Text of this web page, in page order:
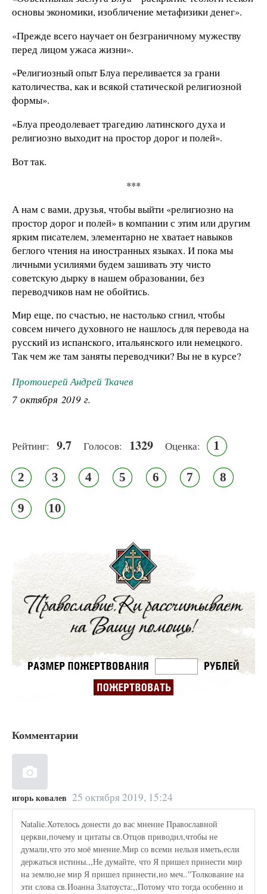
основы экономики, изобличение метафизики денег».
«Прежде всего научает он безграничному мужеству
перед лицом ужаса жизни».
«Религиозный опыт Блуа переливается за грани
католичества, как и всякой статической религиозной
формы».
«Блуа преодолевает трагедию латинского духа и
религиозно выходит на простор дорог и полей».
Вот так.
***
А нам с вами, друзья, чтобы выйти «религиозно на
простор дорог и полей» в компании с этим или другим
ярким писателем, элементарно не хватает навыков
беглого чтения на иностранных языках. И пока мы
личными усилиями будем зашивать эту чисто
советскую дырку в нашем образовании, без
переводчиков нам не обойтись.
Мир еще, по счастью, не настолько сгнил, чтобы
совсем ничего духовного не нашлось для перевода на
русский из испанского, итальянского или немецкого.
Так чем же там заняты переводчики? Вы не в курсе?
Протоиерей Андрей Ткачев
7 октября 2019 г.
Рейтинг: 9.7 Голосов: 1329 Оценка: 1
2 3 4 5 6 7 8
9 10
Комментарии
игорь ковалев 25 октября 2019, 15:24
Natalie.Хотелось донести до вас мнение Православной
церкви,почему и цитаты св.Отцов приводил,чтобы не
думали,что это моё мнение.Мир со всеми нельзя иметь,если
держаться истины.,,Не думайте, что Я пришел принести мир
на землю,не мир Я пришел принести,но меч..''Толкование на
эти слова св.Иоанна Златоуста:,,Потому что тогда особенно и